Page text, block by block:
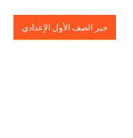
جبر الصف الأول الإعدادي